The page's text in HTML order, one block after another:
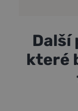
Další
které